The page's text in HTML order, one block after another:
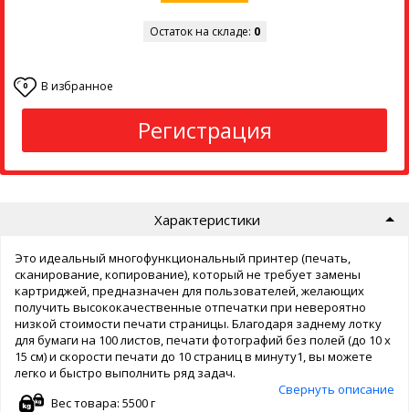
Остаток на складе: 0
0 В избранное
Регистрация
Характеристики
Это идеальный многофункциональный принтер (печать,
сканирование, копирование), который не требует замены
картриджей, предназначен для пользователей, желающих
получить высококачественные отпечатки при невероятно
низкой стоимости печати страницы. Благодаря заднему лотку
для бумаги на 100 листов, печати фотографий без полей (до 10 x
15 см) и скорости печати до 10 страниц в минуту1, вы можете
легко и быстро выполнить ряд задач.
Свернуть описание
Вес товара: 5500 г